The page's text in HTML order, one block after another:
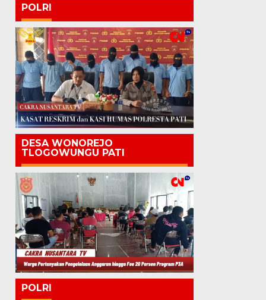
POLRI
DESA WONOREJO
TLOGOWUNGU PATI
POLRI